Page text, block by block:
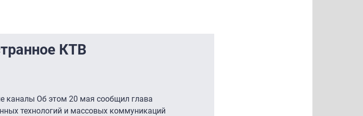
КТВ
каналы Об этом 20 мая сообщил глава
технологий и массовых коммуникаций